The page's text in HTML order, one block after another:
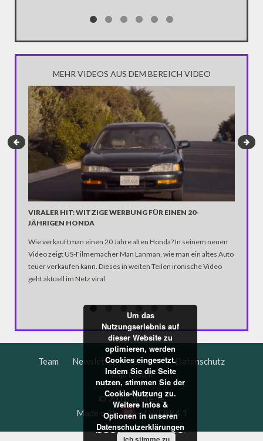
MEHR VIDEOS AUS DEM BEREICH VIDEO
VIRALER HIT: WITZIGE WERBUNG FÜR EINEN 20-
JÄHRIGEN HONDA
Wie verkauft man einen 20 Jahre alten Honda? In seinem neuen
Video zeigt US-Filmemacher Man Lanman, wie man ein altes Auto
teuer verkaufen kann. Dieses in weiten Teilen ironische Video
geht aktuell im Netz viral.
Team Newsletter Kontakt
Datenschutz
Impressum
© 2016 dbate.de
Made with
atWERK4.1
Um das
Nutzungserlebnis auf
dieser Website zu
optimieren, werden
Cookies eingesetzt.
Indem Sie die Seite
nutzen, stimmen Sie der
Cookie-Nutzung zu.
Weitere Infos &
Optionen in unseren
Datenschutzerklärungen